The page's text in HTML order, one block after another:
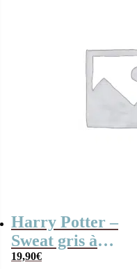
Harry Potter –
Sweat gris à
capuche pour
19,90€